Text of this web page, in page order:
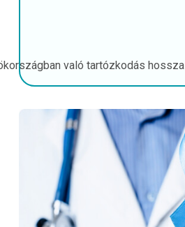
való tartózkodás hossza